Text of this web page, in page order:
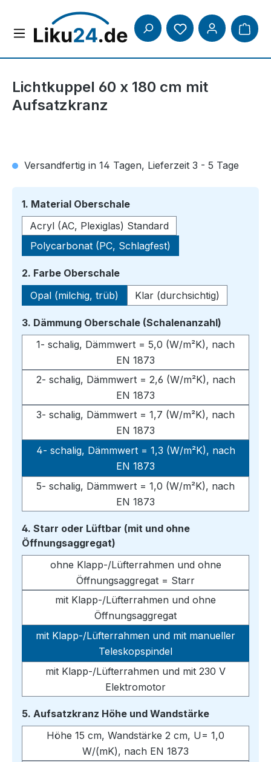
Zum Hauptinhalt springen
Lichtkuppel 60 x 180 cm mit
Aufsatzkranz
Versandfertig in 14 Tagen, Lieferzeit 3 - 5 Tage
1. Material Oberschaleauswählen
Acryl (AC, Plexiglas) Standard
Polycarbonat (PC, Schlagfest)
2. Farbe Oberschaleauswählen
Opal (milchig, trüb)
Klar (durchsichtig)
3. Dämmung Oberschale (Schalenanzahl)
1- schalig, Dämmwert = 5,0 (W/m²K), nach
EN 1873
2- schalig, Dämmwert = 2,6 (W/m²K), nach
EN 1873
3- schalig, Dämmwert = 1,7 (W/m²K), nach
EN 1873
4- schalig, Dämmwert = 1,3 (W/m²K), nach
EN 1873
5- schalig, Dämmwert = 1,0 (W/m²K), nach
EN 1873
4. Starr oder Lüftbar (mit und ohne
Öffnungsaggregat)
ohne Klapp-/Lüfterrahmen und ohne
Öffnungsaggregat = Starr
mit Klapp-/Lüfterrahmen und ohne
Öffnungsaggregat
mit Klapp-/Lüfterrahmen und mit manueller
Teleskopspindel
mit Klapp-/Lüfterrahmen und mit 230 V
Elektromotor
5. Aufsatzkranz Höhe und Wandstärkeauswählen
Höhe 15 cm, Wandstärke 2 cm, U= 1,0
W/(mK), nach EN 1873